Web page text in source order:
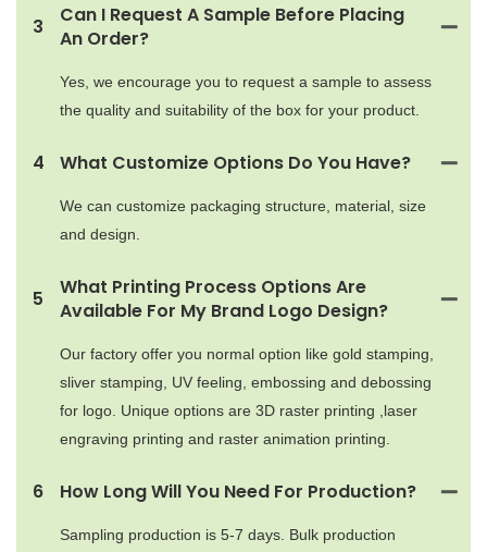
3
Can I Request A Sample Before Placing
An Order?
Yes, we encourage you to request a sample to assess
the quality and suitability of the box for your product.
4 What Customize Options Do You Have?
We can customize packaging structure, material, size
and design.
5
What Printing Process Options Are
Available For My Brand Logo Design?
Our factory offer you normal option like gold stamping,
sliver stamping, UV feeling, embossing and debossing
for logo. Unique options are 3D raster printing ,laser
engraving printing and raster animation printing.
6 How Long Will You Need For Production?
Sampling production is 5-7 days. Bulk production